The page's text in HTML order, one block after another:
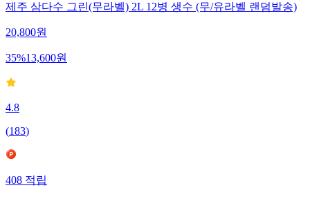
제주 삼다수 그린(무라벨) 2L 12병 생수 (무/유라벨 랜덤발송)
20,800원
35%13,600원
4.8
(183)
408 적립